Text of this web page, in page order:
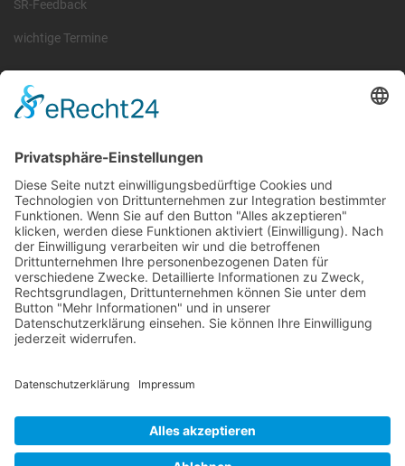
SR-Feedback
wichtige Termine
Information
Sachsen und Thüringen. Er ist als eingetragener Verein tätig und
gleichzeitig Veranstalter der Spiele der Regionalliga in
verschiedenen Ligen.
Die RLSO ist jetzt auch erreichbar unter der Adresse
Wir betreiben ...